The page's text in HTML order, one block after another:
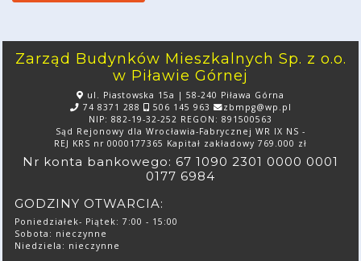
Zarząd Budynków Mieszkalnych Sp. z o.o.
w Piławie Górnej
ul. Piastowska 15a | 58-240 Piława Górna
74 8371 288
506 145 963
zbmpg@wp.pl
NIP: 882-19-32-252 REGON: 891500563
Sąd Rejonowy dla Wrocławia-Fabrycznej WR IX NS -
REJ KRS nr 0000177365 Kapitał zakładowy 769.000 zł
Nr konta bankowego: 67 1090 2301 0000 0001
0177 6984
GODZINY OTWARCIA:
Poniedziałek- Piątek: 7:00 - 15:00
Sobota: nieczynne
Niedziela: nieczynne